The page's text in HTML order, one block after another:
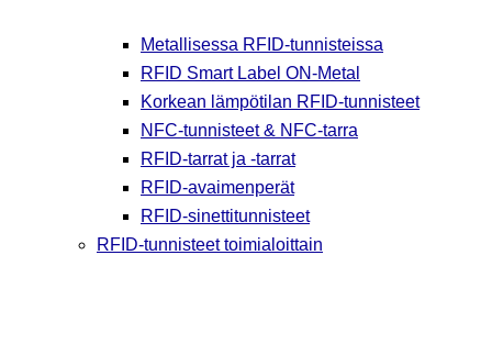
Metallisessa RFID-tunnisteissa
RFID Smart Label ON-Metal
Korkean lämpötilan RFID-tunnisteet
NFC-tunnisteet & NFC-tarra
RFID-tarrat ja -tarrat
RFID-avaimenperät
RFID-sinettitunnisteet
RFID-tunnisteet toimialoittain